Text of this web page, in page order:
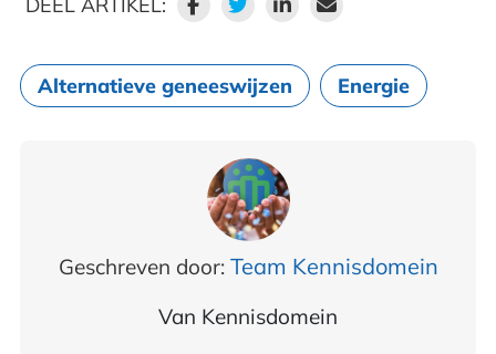
Alternatieve geneeswijzen Energie
Geschreven door: Team Kennisdomein
Van Kennisdomein